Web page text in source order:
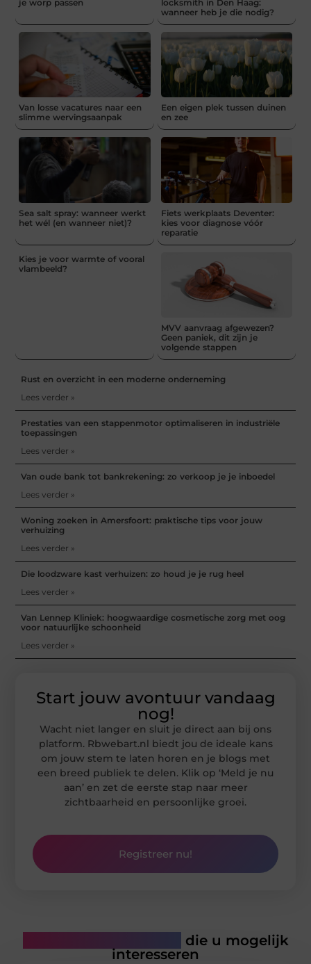
je worp passen
locksmith in Den Haag:
wanneer heb je die nodig?
Van losse vacatures naar een
slimme wervingsaanpak
Een eigen plek tussen duinen
en zee
Sea salt spray: wanneer werkt
het wél (en wanneer niet)?
Fiets werkplaats Deventer:
kies voor diagnose vóór
reparatie
Kies je voor warmte of vooral
vlambeeld?
MVV aanvraag afgewezen?
Geen paniek, dit zijn je
volgende stappen
Rust en overzicht in een moderne onderneming
Lees verder »
Prestaties van een stappenmotor optimaliseren in industriële
toepassingen
Lees verder »
Van oude bank tot bankrekening: zo verkoop je je inboedel
Lees verder »
Woning zoeken in Amersfoort: praktische tips voor jouw
verhuizing
Lees verder »
Die loodzware kast verhuizen: zo houd je je rug heel
Lees verder »
Van Lennep Kliniek: hoogwaardige cosmetische zorg met oog
voor natuurlijke schoonheid
Lees verder »
Start jouw avontuur vandaag
nog!
Wacht niet langer en sluit je direct aan bij ons
platform. Rbwebart.nl biedt jou de ideale kans
om jouw stem te laten horen en je blogs met
een breed publiek te delen. Klik op ‘Meld je nu
aan’ en zet de eerste stap naar meer
zichtbaarheid en persoonlijke groei.
Registreer nu!
die u mogelijk
interesseren